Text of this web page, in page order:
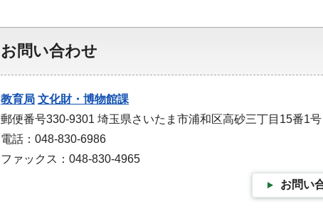
お問い合わせ
教育局 文化財・博物館課
郵便番号330-9301 埼玉県さいたま市浦和区高砂三丁目15番1
電話：048-830-6986
ファックス：048-830-4965
お問い